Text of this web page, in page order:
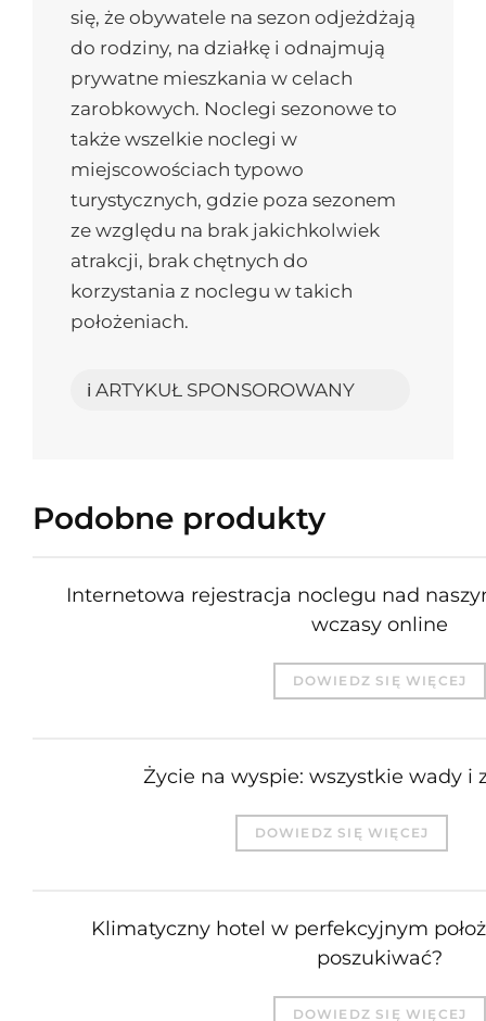
się, że obywatele na sezon odjeżdżają
do rodziny, na działkę i odnajmują
prywatne mieszkania w celach
zarobkowych. Noclegi sezonowe to
także wszelkie noclegi w
miejscowościach typowo
turystycznych, gdzie poza sezonem
ze względu na brak jakichkolwiek
atrakcji, brak chętnych do
korzystania z noclegu w takich
położeniach.
ℹ️ ARTYKUŁ SPONSOROWANY
Podobne produkty
Internetowa rejestracja noclegu nad
wczasy online
DOWIEDZ SIĘ WIĘCEJ
Życie na wyspie: wszystkie wady i
DOWIEDZ SIĘ WIĘCEJ
Klimatyczny hotel w perfekcyjnym
poszukiwać?
DOWIEDZ SIĘ WIĘCEJ